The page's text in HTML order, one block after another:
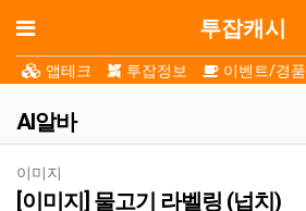
메뉴 투잡캐시
앱테크 투잡정보 이벤트/경품
AI알바
분류
이미지
[이미지] 물고기 라벨링 (넙치)